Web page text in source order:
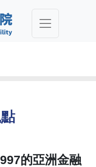
的亞洲金融